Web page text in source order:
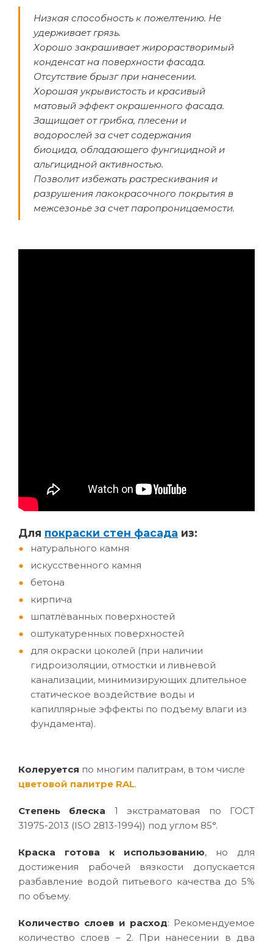
Низкая способность к пожелтению. Не
удерживает грязь.
Хорошо закрашивает жирорастворимый
конденсат на поверхности фасада.
Отсутствие брызг при нанесении.
Хорошая укрывистость и красивый
матовый эффект окрашенного фасада.
Защищает от грибка, плесени и
водорослей за счет содержания
биоцида, обладающего фунгицидной и
альгицидной активностью.
Позволит избежать растрескивания и
разрушения лакокрасочного покрытия в
межсезонье за счет паропроницаемости.
Для покраски стен фасада из:
натурального камня
искусственного камня
бетона
кирпича
шпатлёванных поверхностей
оштукатуренных поверхностей
для окраски цоколей (при наличии
гидроизоляции, отмостки и ливневой
канализации, минимизирующих длительное
статическое воздействие воды и
капиллярные эффекты по подъему влаги из
фундамента).
Колеруется по многим палитрам, в том числе
цветовой палитре RAL.
Степень блеска 1 экстраматовая по ГОСТ
31975-2013 (ISO 2813-1994)) под углом 85°.
Краска готова к использованию, но для
достижения рабочей вязкости допускается
разбавление водой питьевого качества до 5%
по объему.
Количество слоев и расход: Рекомендуемое
количество слоев – 2. При нанесении в два